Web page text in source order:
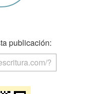
publicación: